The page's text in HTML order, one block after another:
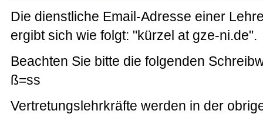
Die dienstliche Email-Adresse einer
ergibt sich wie folgt: "kürzel at gze-ni.de".
Beachten Sie bitte die folgenden
ß=ss
Vertretungslehrkräfte werden in der